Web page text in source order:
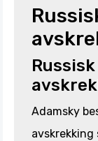
Adamsky
avskrekking